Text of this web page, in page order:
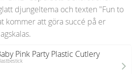
djungeltema och texten "Fun to
kommer att göra succé på er
Pink Party Plastic Cutlery